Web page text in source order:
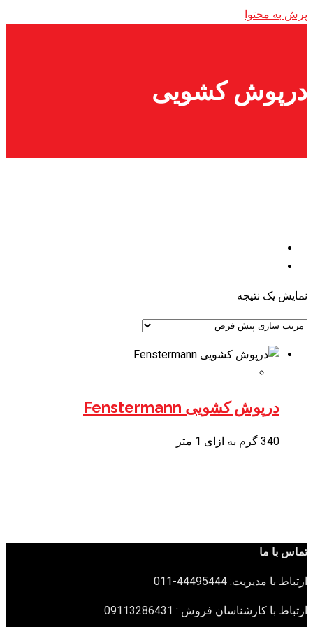
پرش به محتوا
درپوش کشویی
نمایش یک نتیجه
درپوش کشویی Fenstermann
340 گرم به ازای 1 متر
تماس با ما
ارتباط با مدیریت: 44495444-011
ارتباط با کارشناسان فروش : 09113286431